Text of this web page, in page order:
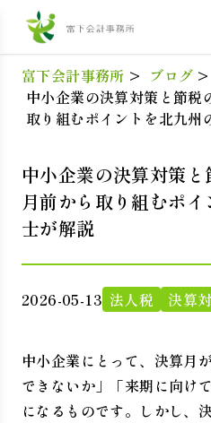
富下会計事務所 > ブログ >
中小企業の決算対策と節税
取り組むポイントを北九州
中小企業の決算対策
月前から取り組むポ
士が解説
2026-05-13 法人税 決算
中小企業にとって、決算月
できないか」「来期に向け
になるものです。しかし、